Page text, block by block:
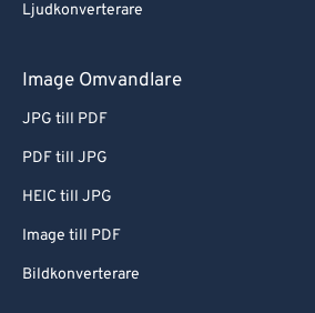
Ljudkonverterare
Image Omvandlare
JPG till PDF
PDF till JPG
HEIC till JPG
Image till PDF
Bildkonverterare